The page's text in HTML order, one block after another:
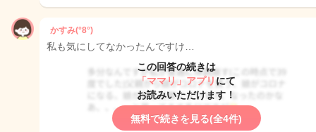
かすみ(°8°)
私も気にしてなかったんですけ…
この回答の続きは
「ママリ」アプリ にて
お読みいただけます！
無料で続きを見る(全4件)